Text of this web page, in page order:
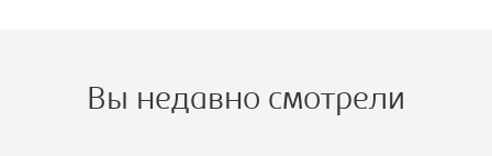
Вы недавно смотрели